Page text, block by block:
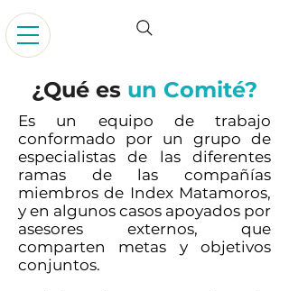
¿Qué es un Comité?
Es un equipo de trabajo
conformado por un grupo de
especialistas de las diferentes
ramas de las compañías
miembros de Index Matamoros,
y en algunos casos apoyados por
asesores externos, que
comparten metas y objetivos
conjuntos.